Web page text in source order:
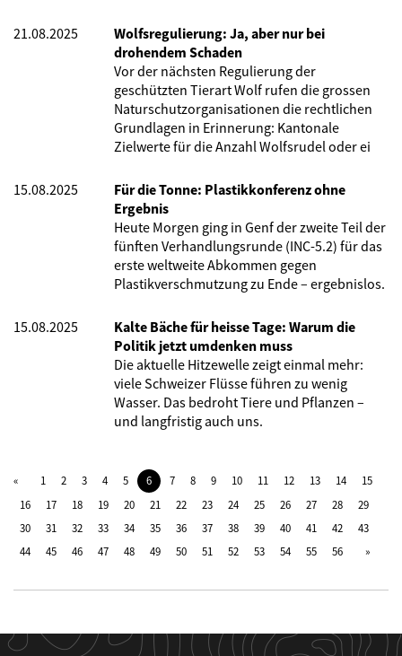
21.08.2025
Wolfsregulierung: Ja, aber nur bei
drohendem Schaden
Vor der nächsten Regulierung der
geschützten Tierart Wolf rufen die grossen
Naturschutzorganisationen die rechtlichen
Grundlagen in Erinnerung: Kantonale
Zielwerte für die Anzahl Wolfsrudel oder ei
15.08.2025
Für die Tonne: Plastikkonferenz ohne
Ergebnis
Heute Morgen ging in Genf der zweite Teil der
fünften Verhandlungsrunde (INC-5.2) für das
erste weltweite Abkommen gegen
Plastikverschmutzung zu Ende – ergebnislos.
15.08.2025
Kalte Bäche für heisse Tage: Warum die
Politik jetzt umdenken muss
Die aktuelle Hitzewelle zeigt einmal mehr:
viele Schweizer Flüsse führen zu wenig
Wasser. Das bedroht Tiere und Pflanzen –
und langfristig auch uns.
1 2 3 4 5 6 7 8 9 10 11 12 13 14
15
16
17 18 19 20 21 22 23 24 25 26 27 28
29
30
31 32 33 34 35 36 37 38 39 40 41 42
43
44
45 46 47 48 49 50 51 52 53 54 55 56